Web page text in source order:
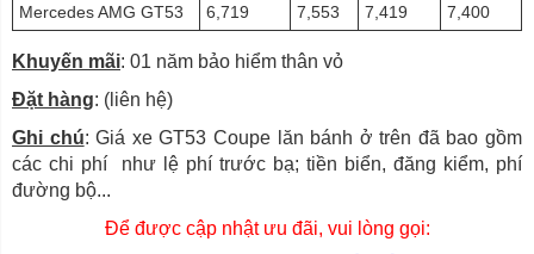
Mercedes AMG GT53
6,719 7,553 7,419 7,400
Khuyến mãi: 01 năm bảo hiểm thân vỏ
Đặt hàng: (liên hệ)
Ghi chú: Giá xe GT53 Coupe lăn bánh ở trên đã bao gồm
các chi phí như lệ phí trước bạ; tiền biển, đăng kiểm, phí
đường bộ...
Để được cập nhật ưu đãi, vui lòng gọi: